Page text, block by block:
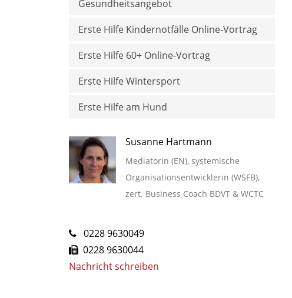
Gesundheitsangebot
Erste Hilfe Kindernotfälle Online-Vortrag
Erste Hilfe 60+ Online-Vortrag
Erste Hilfe Wintersport
Erste Hilfe am Hund
Susanne Hartmann
Mediatorin (EN), systemische
Organisationsentwicklerin (WSFB),
zert. Business Coach BDVT & WCTC
0228 9630049
0228 9630044
Nachricht schreiben